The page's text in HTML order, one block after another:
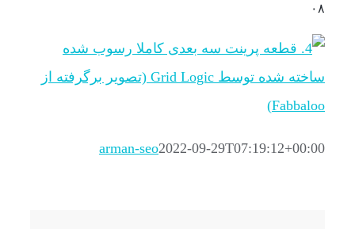
۰۸
arman-seo2022-09-29T07:19:12+00:00